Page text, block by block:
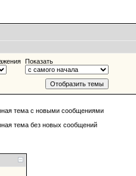
Показать
тема с новыми сообщениями
тема без новых сообщений